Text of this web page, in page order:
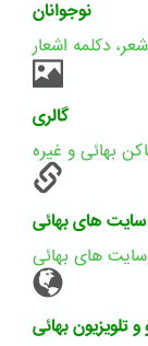
نوجوانان
دکلمه اشعار
گالری
بهائی و غیره
سایت های بهائی
های بهائی
و تلویزیون بهائی